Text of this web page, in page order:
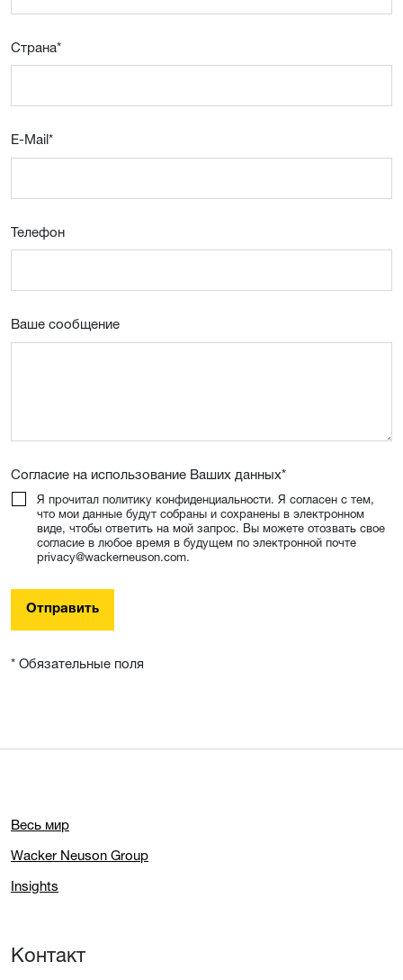
Страна*
E-Mail*
Телефон
Ваше сообщение
Согласие на использование Ваших данных*
Я прочитал политику конфиденциальности. Я согласен с тем,
что мои данные будут собраны и сохранены в электронном
виде, чтобы ответить на мой запрос. Вы можете отозвать свое
согласие в любое время в будущем по электронной почте
privacy@wackerneuson.com.
Отправить
* Обязательные поля
Весь мир
Wacker Neuson Group
Insights
Контакт